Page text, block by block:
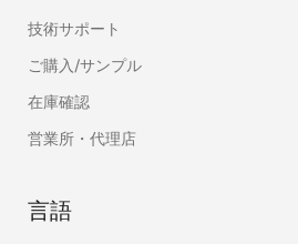
技術サポート
ご購入/サンプル
在庫確認
営業所・代理店
言語